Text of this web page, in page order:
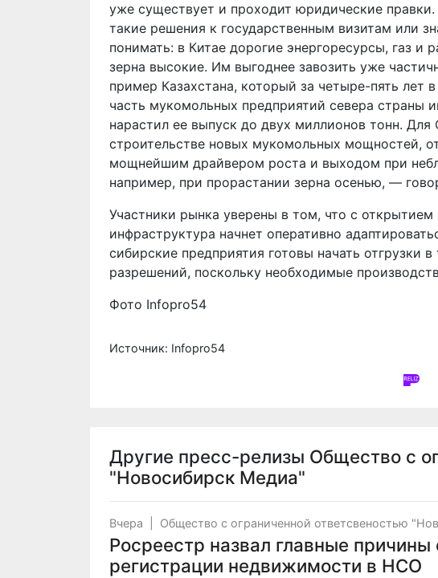
уже существует и проходит юридические
такие решения к государственным визитам или
понимать: в Китае дорогие энергоресурсы, газ и
зерна высокие. Им выгоднее завозить уже
пример Казахстана, который за четыре-пять лет
часть мукомольных предприятий севера страны
нарастил ее выпуск до двух миллионов тонн. Для
строительстве новых мукомольных мощностей,
мощнейшим драйвером роста и выходом при
например, при прорастании зерна осенью, —
Участники рынка уверены в том, что с открытием
инфраструктура начнет оперативно
сибирские предприятия готовы начать отгрузки
разрешений, поскольку необходимые
Фото Infopro54
Источник: Infopro54
Другие пресс-релизы Общество с
"Новосибирск Медиа"
Вчера Общество с ограниченной ответсвеностью
Росреестр назвал главные причины
регистрации недвижимости в НСО